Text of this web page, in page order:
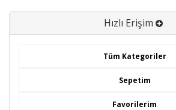
Hızlı Erişim
Tüm Kategoriler
Sepetim
Favorilerim